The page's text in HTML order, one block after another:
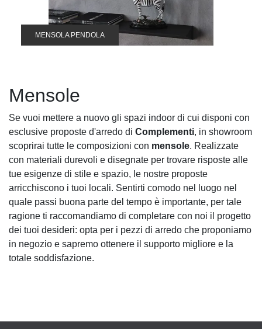
MENSOLA PENDOLA
Mensole
Se vuoi mettere a nuovo gli spazi indoor di cui disponi con
esclusive proposte d'arredo di Complementi, in showroom
scoprirai tutte le composizioni con mensole. Realizzate
con materiali durevoli e disegnate per trovare risposte alle
tue esigenze di stile e spazio, le nostre proposte
arricchiscono i tuoi locali. Sentirti comodo nel luogo nel
quale passi buona parte del tempo è importante, per tale
ragione ti raccomandiamo di completare con noi il progetto
dei tuoi desideri: opta per i pezzi di arredo che proponiamo
in negozio e sapremo ottenere il supporto migliore e la
totale soddisfazione.